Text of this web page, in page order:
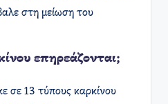
στη μείωση του
επηρεάζονται;
σε 13 τύπους καρκίνου